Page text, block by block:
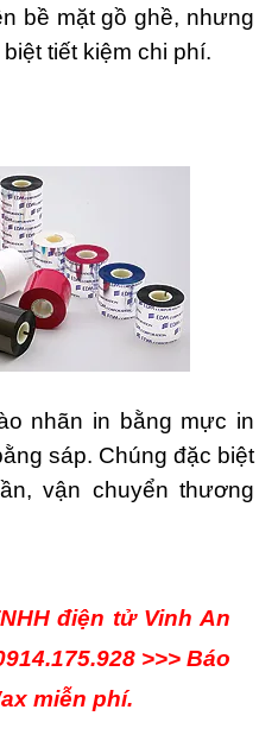
bề mặt gồ ghề, nhưng
tiết kiệm chi phí.
nhãn in bằng mực in
sáp. Chúng đặc biệt
vận chuyển thương
điện tử Vinh An
>>> Báo
miễn phí.